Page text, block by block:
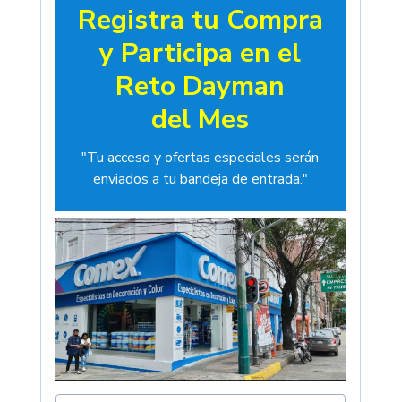
Registra tu Compra
y Participa en el
Reto Dayman
del Mes
"Tu acceso y ofertas especiales serán
enviados a tu bandeja de entrada."